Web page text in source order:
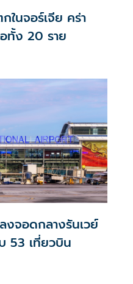
ในจอร์เจีย คร่า
ทั้ง 20 ราย
งจอดกลางรันเวย์
53 เที่ยวบิน